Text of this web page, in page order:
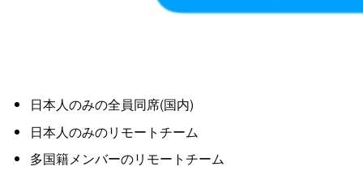
日本人のみの全員同席(国内)
日本人のみのリモートチーム
多国籍メンバーのリモートチーム